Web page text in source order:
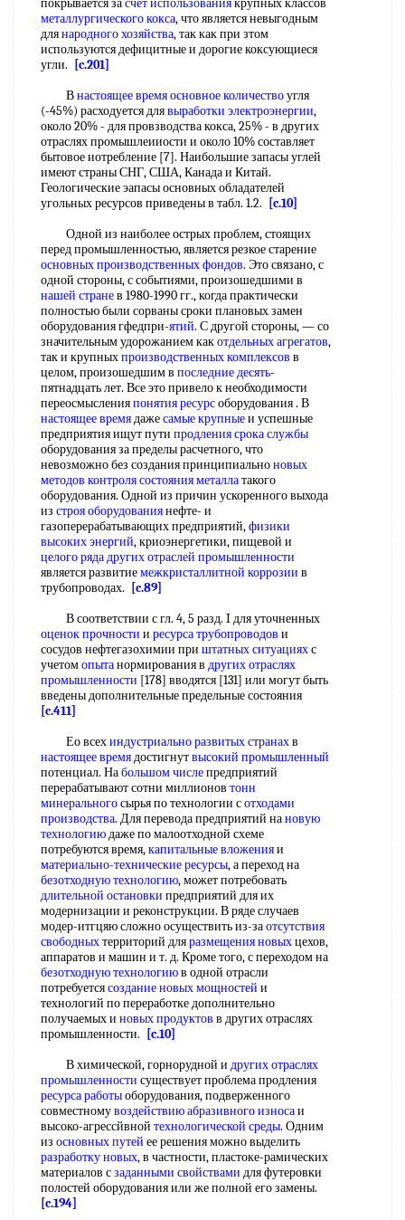
покрывается засчет использованиякрупных классов
металлургического кокса, что является невыгодным
длянародного хозяйства, так как при зтом
используются дефицитные и дорогие коксующиеся
угли.
[c.201]
Внастоящее времяосновное количествоугля
(-45%) расходуется длявыработки электроэнергии,
около 20% - для провзводства кокса, 25% - в других
отраслях промышлеииости и около 10% составляет
бытовое иотребление [7]. Наибольшие запасы углей
имеют страны СНГ, США, Канада и Китай.
Геологические эапасы основных обладателей
угольных ресурсов приведены в табл. 1.2.
[c.10]
Одной из наиболее острых проблем, стоящих
перед промышленностью, является резкое старение
основных производственных фондов. Это связано, с
одной стороны, с событиями, произошедшими в
нашей странев 1980-1990 гг., когда практически
полностью были сорваны сроки плановых замен
оборудования гфедпри-ятий. С другой стороны, — со
значительным удорожанием какотдельных агрегатов,
так и крупныхпроизводственных комплексов в
целом, произошедшим в последние десять-
пятнадцать лет. Все это привело к необходимости
переосмысленияпонятия ресурсоборудования . В
настоящее времядажесамые крупныеи успешные
предприятия ищут пути продления срока службы
оборудования за пределы расчетного, что
невозможно без создания принципиальноновых
методов контролясостояния металлатакого
оборудования. Одной из причин ускоренного выхода
из строя оборудованиянефте- и
газоперерабатывающих предприятий,физики
высоких энергий, криоэнергетики, пищевой и
целого рядадругих отраслей промышленности
является развитиемежкристаллитной коррозии в
трубопроводах.
[c.89]
В соответствии с гл. 4, 5 разд. I для уточненных
оценок прочности и ресурса трубопроводов и
сосудов нефтегазохимии при штатных ситуацияхс
учетомопытанормирования в других отраслях
промышленности [178] вводятся [131] или могут быть
введены дополнительные предельные состояния
[c.411]
Ео всехиндустриально развитых странахв
настоящее времядостигнутвысокий промышленный
потенциал. Набольшом числепредприятий
перерабатывают сотни миллионов тонн
минеральногосырья по технологии сотходами
производства. Для перевода предприятий нановую
технологиюдаже по малоотходной схеме
потребуются время,капитальные вложенияи
материально-технические ресурсы, а переход на
безотходную технологию, может потребовать
длительной остановки предприятий для их
модернизации и реконструкции. В ряде случаев
модер-итгцяю сложно осуществить из-заотсутствия
свободныхтерриторий дляразмещения новыхцехов,
аппаратов и машин и т. д. Кроме того, с переходом на
безотходную технологиюв одной отрасли
потребуетсясоздание новых мощностей и
технологий по переработке дополнительно
получаемых и новых продуктов в других отраслях
промышленности.
[c.10]
В химической, горнорудной и других отраслях
промышленности существует проблема продления
ресурса работыоборудования, подверженного
совместномувоздействию абразивного износаи
высоко-агрессйвной технологической среды. Одним
из основных путей ее решения можно выделить
разработку новых, в частности, пластоке-рамических
материалов сзаданными свойствами для футеровки
полостей оборудования или же полной его замены.
[c.194]